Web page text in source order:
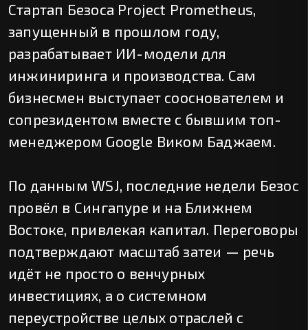
Стартап Безоса Project Prometheus,
запущенный в прошлом году,
разрабатывает ИИ-модели для
инжиниринга и производства. Сам
бизнесмен выступает сооснователем и
сопрезидентом вместе с бывшим топ-
менеджером Google Виком Баджаем.
По данным WSJ, последние недели Безос
провёл в Сингапуре и на Ближнем
Востоке, привлекая капитал. Переговоры
подтверждают масштаб затеи — речь
идёт не просто о венчурных
инвестициях, а о системном
переустройстве целых отраслей с